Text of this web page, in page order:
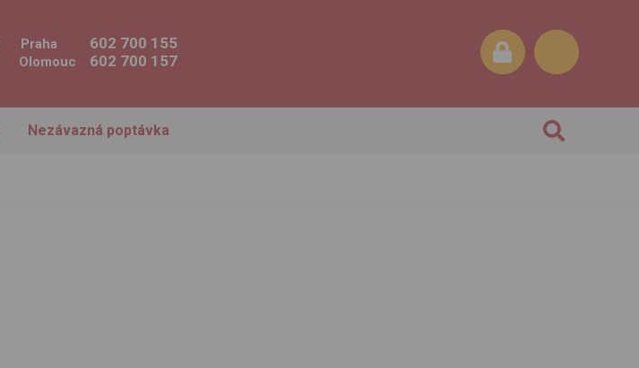
Praha 602 700 155
Olomouc 602 700 157
Nezávazná poptávka